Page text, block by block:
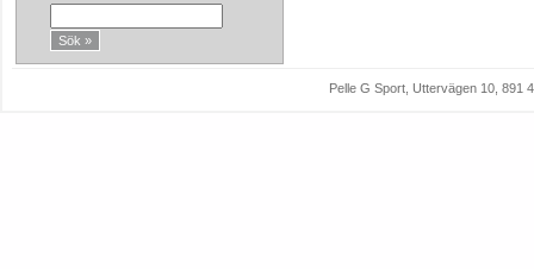
Pelle G Sport, Uttervägen 10, 891